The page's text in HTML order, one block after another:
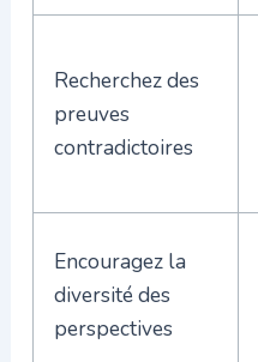
Recherchez des
preuves
contradictoires
Encouragez la
diversité des
perspectives